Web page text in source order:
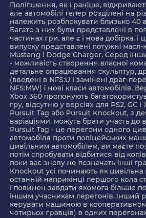
Поліпшення, як і раніше,
але автомобілі тепер розділені на
належить розблокувати близько 40
Багато з них були представлені в
частинах гри, але є і нова добірка, і
випуску представлені потужні масл-
Mustang і Dodge Charger. Серед
- можливість створення власної
детальне опрацювання скульптур,
(введені в NFS:U і замінені драг-
NFS:MW) і нові класи автомобілів.
Xbox 360 пропонують
гру, відсутню у версіях для PS2, GC
Pursuit Tag або Pursuit Knockout, з
варіаціями, можуть брати участь до
Pursuit Tag - це перегони одного
автомобіля проти поліцейських
цивільним автомобілем, ви маєте
потім спробувати відбитися від
поки вас знову не позначать інші
Knockout усі починають як
останній наприкінці першого кола
і повинен завдати якомога більше
іншим учасникам перегонів. Інший
керувати машиною в
чотирьох гравців) в одних